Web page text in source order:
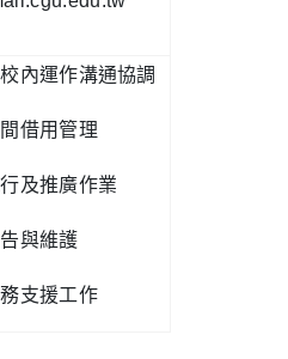
內運作溝通協調
借用管理
及推廣作業
與維護
支援工作